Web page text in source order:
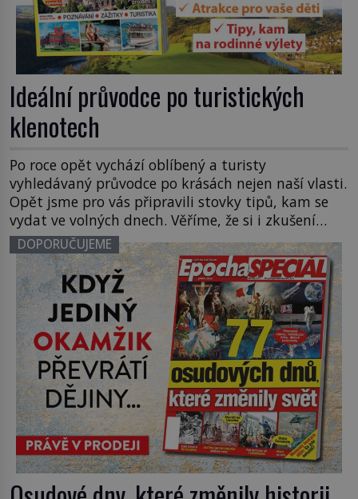
Ideální průvodce po turistických
klenotech
Po roce opět vychází oblíbený a turisty
vyhledávaný průvodce po krásách nejen naší vlasti.
Opět jsme pro vás připravili stovky tipů, kam se
vydat ve volných dnech. Věříme, že si i zkušení
turisté, kteří už navštívili ta nejznámější místa
naší země, vyberou. Vedle desítky let populárních
hradů a zámků se objevují nové, rekonstruované
historické objekty, […]
DOPORUČUJEME